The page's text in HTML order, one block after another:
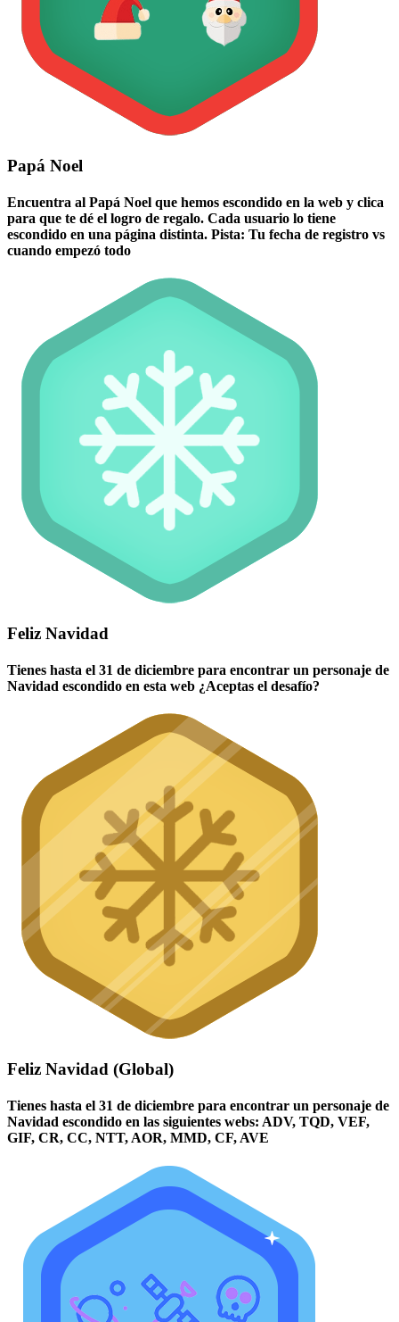
Papá Noel
Encuentra al Papá Noel que hemos escondido en la web y clica
para que te dé el logro de regalo. Cada usuario lo tiene
escondido en una página distinta. Pista: Tu fecha de registro vs
cuando empezó todo
Feliz Navidad
Tienes hasta el 31 de diciembre para encontrar un personaje de
Navidad escondido en esta web ¿Aceptas el desafío?
Feliz Navidad (Global)
Tienes hasta el 31 de diciembre para encontrar un personaje de
Navidad escondido en las siguientes webs: ADV, TQD, VEF,
GIF, CR, CC, NTT, AOR, MMD, CF, AVE